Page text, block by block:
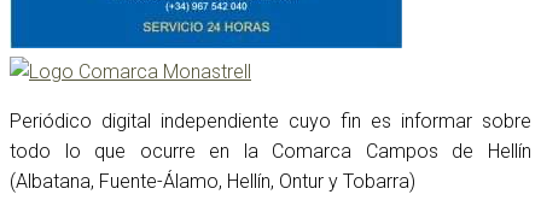
Periódico digital independiente cuyo fin es informar sobre
todo lo que ocurre en la Comarca Campos de Hellín
(Albatana, Fuente-Álamo, Hellín, Ontur y Tobarra)